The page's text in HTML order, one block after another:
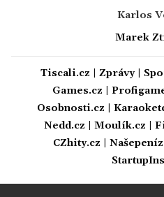
Karlos
Marek
Tiscali.cz Zprávy|
Games.cz
Osobnosti.cz
Nedd.cz
Moulík.cz
CZhity.cz